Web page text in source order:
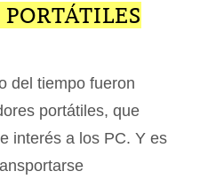
del tiempo fueron
portátiles, que
interés a los PC. Y es